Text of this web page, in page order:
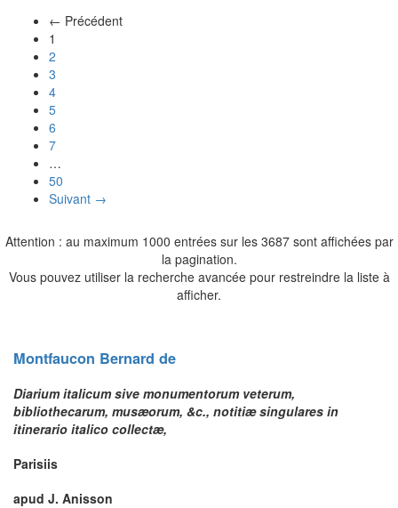
← Précédent
1
2
3
4
5
6
7
…
50
Suivant →
Attention : au maximum 1000 entrées sur les 3687 sont affichées par
la pagination.
Vous pouvez utiliser la recherche avancée pour restreindre la liste à
afficher.
Montfaucon Bernard de
Diarium italicum sive monumentorum veterum,
bibliothecarum, musæorum, &c., notitiæ singulares in
itinerario italico collectæ,
Parisiis
apud J. Anisson